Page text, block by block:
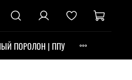
ПОРОЛОН | ППУ